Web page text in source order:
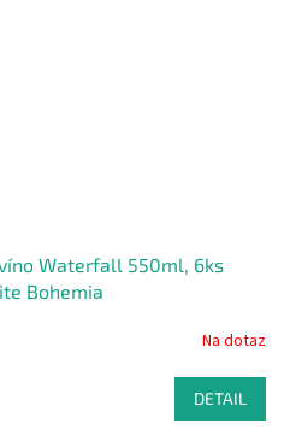
Waterfall 550ml, 6ks
Bohemia
Na dotaz
DETAIL